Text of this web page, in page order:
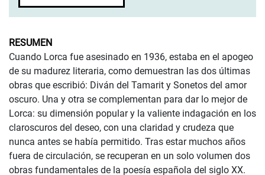
RESUMEN
Cuando Lorca fue asesinado en 1936, estaba en el apogeo
de su madurez literaria, como demuestran las dos últimas
obras que escribió: Diván del Tamarit y Sonetos del amor
oscuro. Una y otra se complementan para dar lo mejor de
Lorca: su dimensión popular y la valiente indagación en los
claroscuros del deseo, con una claridad y crudeza que
nunca antes se había permitido. Tras estar muchos años
fuera de circulación, se recuperan en un solo volumen dos
obras fundamentales de la poesía española del siglo XX.